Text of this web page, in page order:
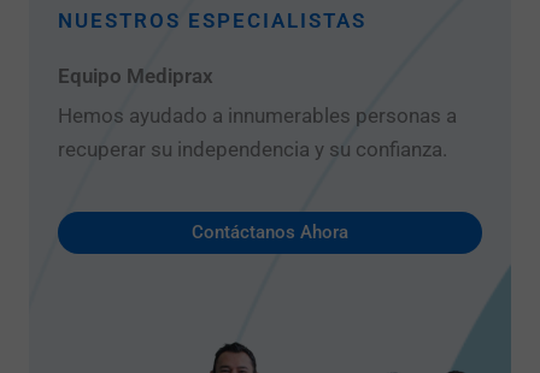
NUESTROS ESPECIALISTAS
Equipo Mediprax
Hemos ayudado a innumerables personas a
recuperar su independencia y su confianza.
Contáctanos Ahora